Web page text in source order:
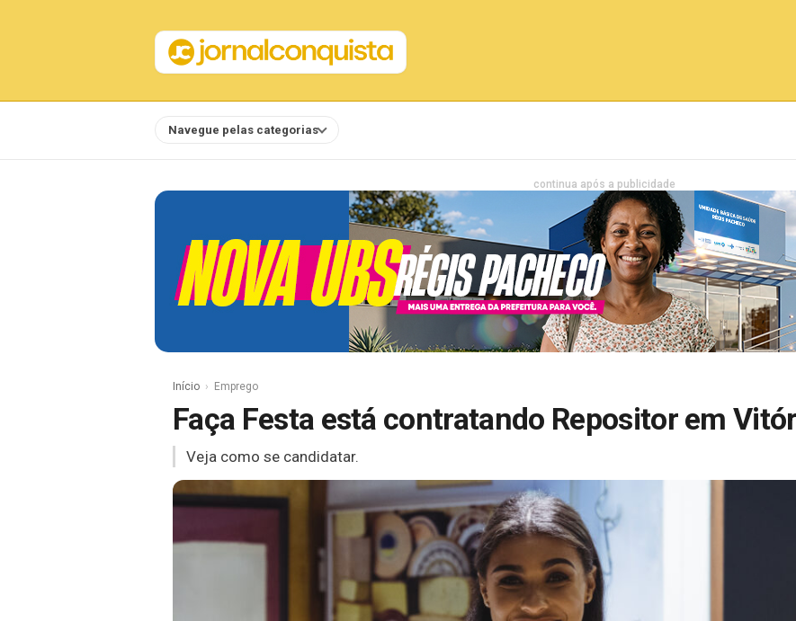
Navegue pelas categorias
continua após a publicidade
Início Emprego
Faça Festa está contratando Repositor em
Veja como se candidatar.